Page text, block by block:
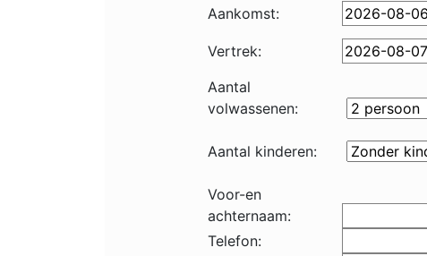
Aankomst:
Vertrek:
Aantal
volwassenen:
Aantal kinderen:
Voor-en
achternaam:
Telefon: